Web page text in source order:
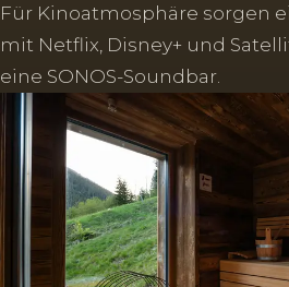
Für Kinoatmosphäre sorgen
mit Netflix, Disney+ und
eine SONOS-Soundbar.